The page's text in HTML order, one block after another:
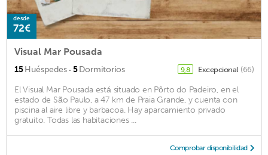
desde
72€
Visual Mar Pousada
15Huéspedes · 5Dormitorios 9,8 Excepcional (66)
El Visual Mar Pousada está situado en Pôrto do Padeiro, en el
estado de São Paulo, a 47 km de Praia Grande, y cuenta con
piscina al aire libre y barbacoa. Hay aparcamiento privado
gratuito. Todas las habitaciones ...
Comprobar disponibilidad